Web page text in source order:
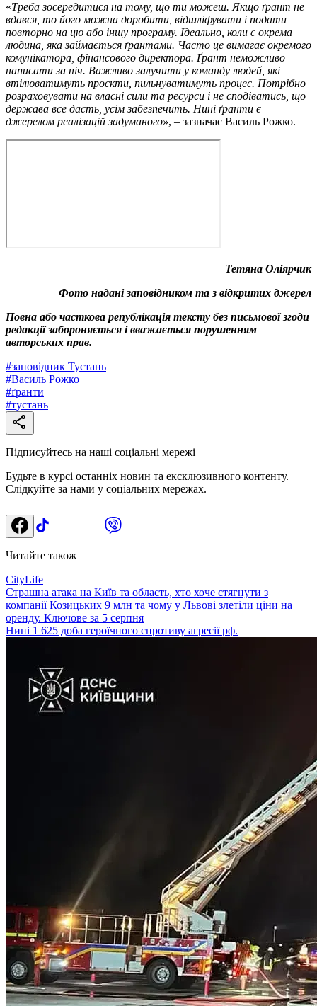
«Треба зосередитися на тому, що ти можеш. Якщо ґрант не
вдався, то його можна доробити, відшліфувати і подати
повторно на цю або іншу програму. Ідеально, коли є окрема
людина, яка займається ґрантами. Часто це вимагає окремого
комунікатора, фінансового директора. Ґрант неможливо
написати за ніч. Важливо залучити у команду людей, які
втілюватимуть проєкти, пильнуватимуть процес. Потрібно
розраховувати на власні сили та ресурси і не сподіватись, що
держава все дасть, усім забезпечить. Нині ґранти є
джерелом реалізацій задуманого», – зазначає Василь Рожко.
Тетяна Оліярчик
Фото надані заповідником та з відкритих джерел
Повна або часткова републікація тексту без письмової згоди
редакції забороняється і вважається порушенням
авторських прав.
#заповідник Тустань
#Василь Рожко
#ґранти
#тустань
Підписуйтесь на наші соціальні мережі
Будьте в курсі останніх новин та ексклюзивного контенту.
Слідкуйте за нами у соціальних мережах.
Читайте також
CityLife
Страшна атака на Київ та область, хто хоче стягнути з
компанії Козицьких 9 млн та чому у Львові злетіли ціни на
оренду. Ключове за 5 серпня
Нині 1 625 доба героїчного спротиву агресії рф.